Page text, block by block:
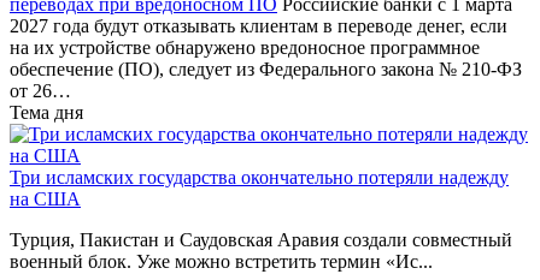
2027 года будут отказывать клиентам в переводе денег, если
на их устройстве обнаружено вредоносное программное
обеспечение (ПО), следует из Федерального закона № 210-ФЗ
от 26…
Тема дня
Три исламских государства окончательно потеряли надежду
на США
Турция, Пакистан и Саудовская Аравия создали совместный
военный блок. Уже можно встретить термин «Ис...